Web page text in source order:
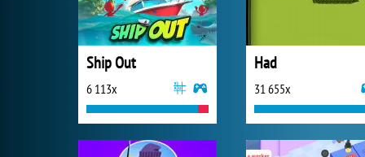
Ship Out
6 113x
Had
31 655x